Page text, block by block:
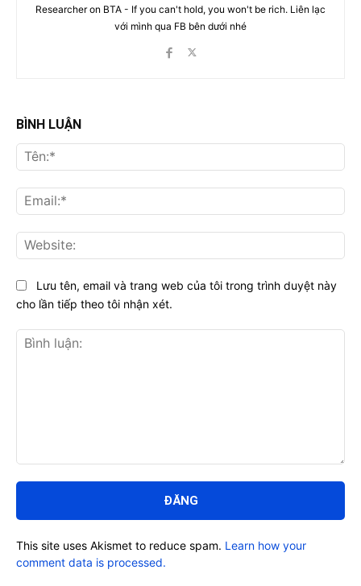
Researcher on BTA - If you can't hold, you won't be rich. Liên lạc
với mình qua FB bên dưới nhé
BÌNH LUẬN
luận:
Lưu tên, email và trang web của tôi trong trình duyệt này
cho lần tiếp theo tôi nhận xét.
This site uses Akismet to reduce spam. Learn how your
comment data is processed.